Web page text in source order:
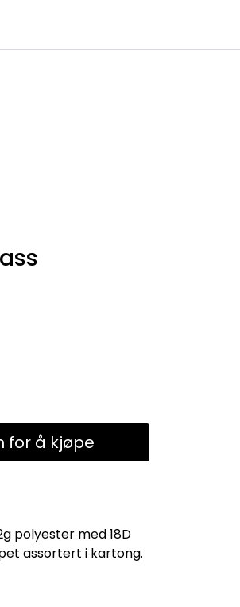
for å kjøpe
polyester med 18D
assortert i kartong.